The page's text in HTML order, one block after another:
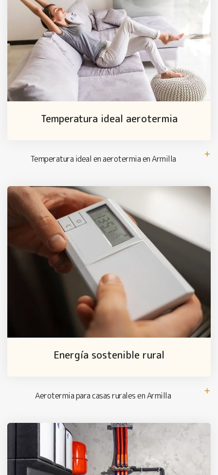
Temperatura ideal aerotermia
Temperatura ideal en aerotermia en Armilla
Energía sostenible rural
Aerotermia para casas rurales en Armilla